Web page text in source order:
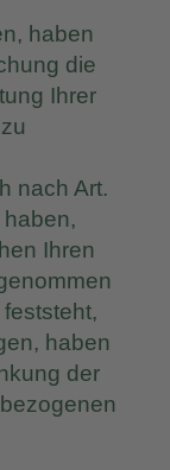
haben
die
Ihrer
nach Art.
Ihren
haben
der